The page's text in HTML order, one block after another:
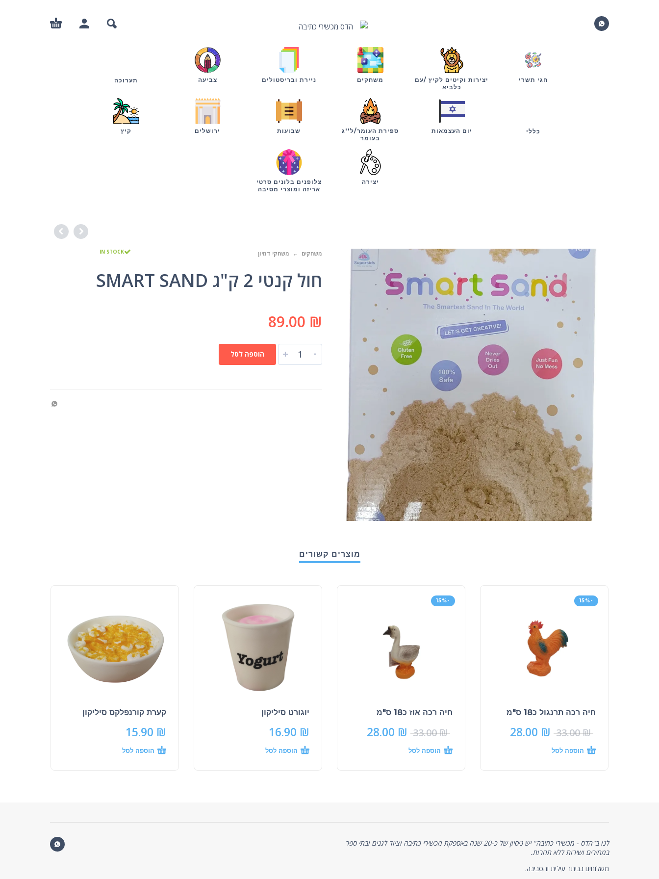
חגי תשרי
יצירות וקיטים לקיץ /עם
כלביא
משחקים ניירת ובריסטולים צביעה תערוכה
כללי יום העצמאות
ספירת העומר/ל''ג
בעומר
שבועות ירושלים קיץ
יצירה
צלופנים בלונים סרטי
אריזה ומוצרי מסיבה
משחקים משחקי דמיון IN STOCK
חול קנטי 2 ק"ג SMART SAND
89.00 ₪
-
+ הוספה לסל
מוצרים קשורים
-15%
חיה רכה תרנגול כ18 ס"מ
33.00₪
28.00 ₪
הוספה לסל
-15%
חיה רכה אוז כ18 ס"מ
33.00₪
28.00 ₪
הוספה לסל
יוגורט סיליקון
16.90 ₪
הוספה לסל
קערת קורנפלקס סיליקון
15.90 ₪
הוספה לסל
לנו ב"הדס - מכשירי כתיבה" יש ניסיון של כ-20 שנה באספקת מכשירי כתיבה וציוד לגנים ובתי ספר
במחירים ושירות ללא תחרות.
משלוחים בביתר עילית והסביבה.